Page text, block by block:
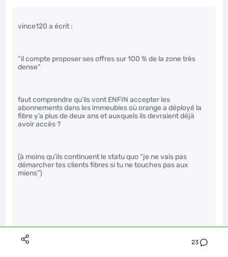
23
vince120 a écrit :
“il compte proposer ses offres sur 100 % de la zone très
dense”
faut comprendre qu’ils vont ENFIN accepter les
abonnements dans les immeubles où orange a déployé la
fibre y’a plus de deux ans et auxquels ils devraient déjà
avoir accès ?
(à moins qu’ils continuent le statu quo “je ne vais pas
démarcher tes clients fibres si tu ne touches pas aux
miens”)
Techniquement c’est a Orange de partager les accès dans
ce cas, dans les faits c’est plus complexe que ça.